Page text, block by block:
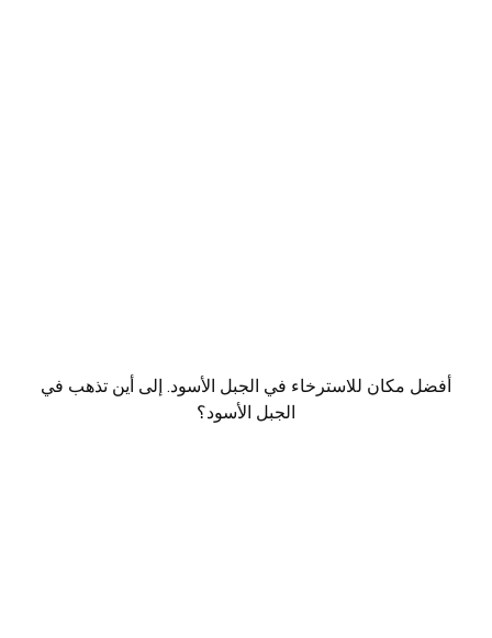
أفضل مكان للاسترخاء في الجبل الأسود. إلى أين تذهب في
الجبل الأسود؟